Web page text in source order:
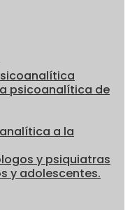
psicoanalítica de
a la
y psiquiatras
y adolescentes.